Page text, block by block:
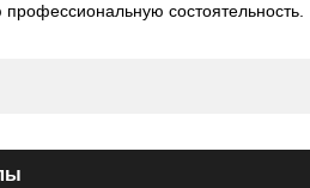
профессиональную состоятельность.